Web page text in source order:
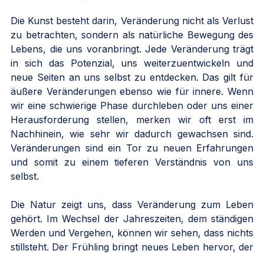
Die Kunst besteht darin, Veränderung nicht als Verlust
zu betrachten, sondern als natürliche Bewegung des
Lebens, die uns voranbringt. Jede Veränderung trägt
in sich das Potenzial, uns weiterzuentwickeln und
neue Seiten an uns selbst zu entdecken. Das gilt für
äußere Veränderungen ebenso wie für innere. Wenn
wir eine schwierige Phase durchleben oder uns einer
Herausforderung stellen, merken wir oft erst im
Nachhinein, wie sehr wir dadurch gewachsen sind.
Veränderungen sind ein Tor zu neuen Erfahrungen
und somit zu einem tieferen Verständnis von uns
selbst.
Die Natur zeigt uns, dass Veränderung zum Leben
gehört. Im Wechsel der Jahreszeiten, dem ständigen
Werden und Vergehen, können wir sehen, dass nichts
stillsteht. Der Frühling bringt neues Leben hervor, der